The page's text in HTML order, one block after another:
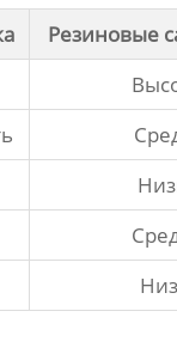
Резиновые